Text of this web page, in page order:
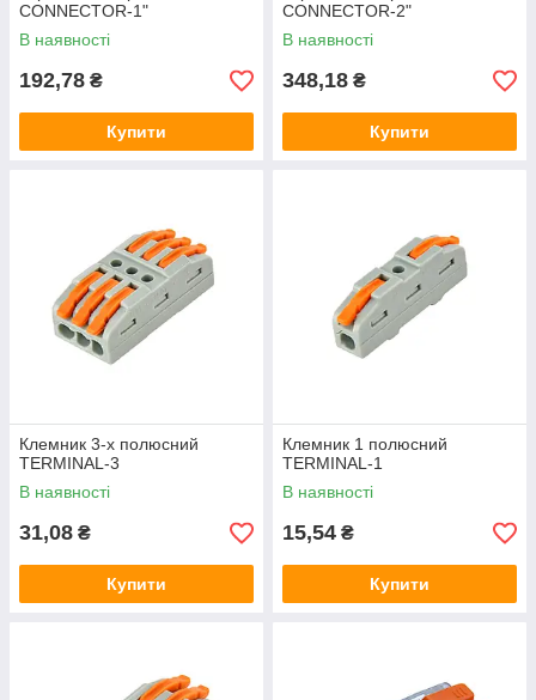
CONNECTOR-1"
В наявності
192,78 ₴
Купити
CONNECTOR-2"
В наявності
348,18 ₴
Купити
Клемник 3-х полюсний
TERMINAL-3
В наявності
31,08 ₴
Купити
Клемник 1 полюсний
TERMINAL-1
В наявності
15,54 ₴
Купити